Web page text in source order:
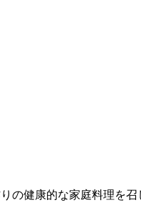
の健康的な家庭料理を召